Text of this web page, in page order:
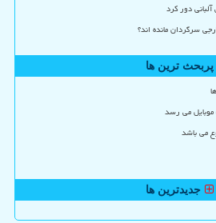
دور کرد
سرگردان مانده اند؟
پربحث ترین ها
موبایل می رسد
می باشد
جدیدترین ها